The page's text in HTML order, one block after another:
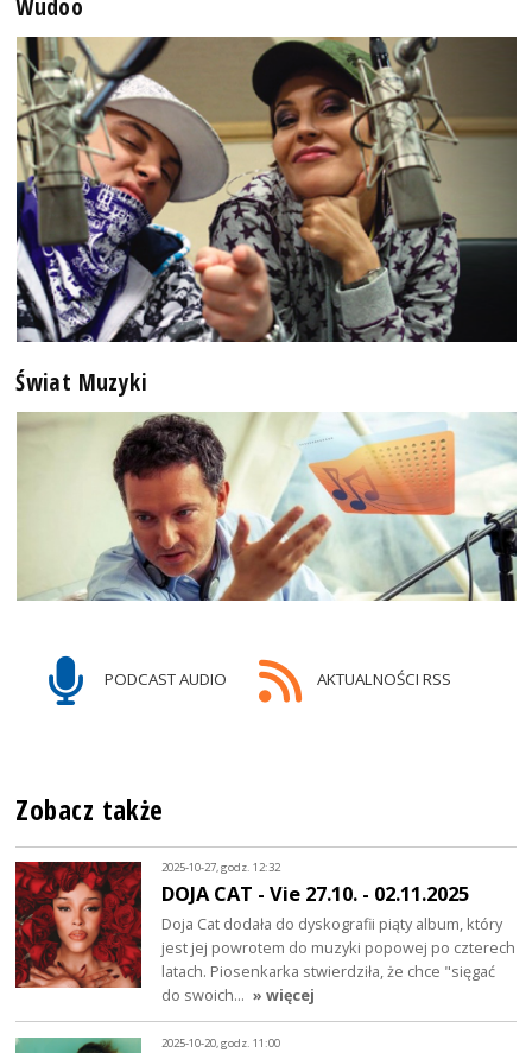
Świat Muzyki
PODCAST AUDIO AKTUALNOŚCI RSS
Zobacz także
2025-10-27, godz. 12:32
DOJA CAT - Vie 27.10. - 02.11.2025
Doja Cat dodała do dyskografii piąty album, który
jest jej powrotem do muzyki popowej po czterech
latach. Piosenkarka stwierdziła, że chce "sięgać
do swoich… » więcej
2025-10-20, godz. 11:00